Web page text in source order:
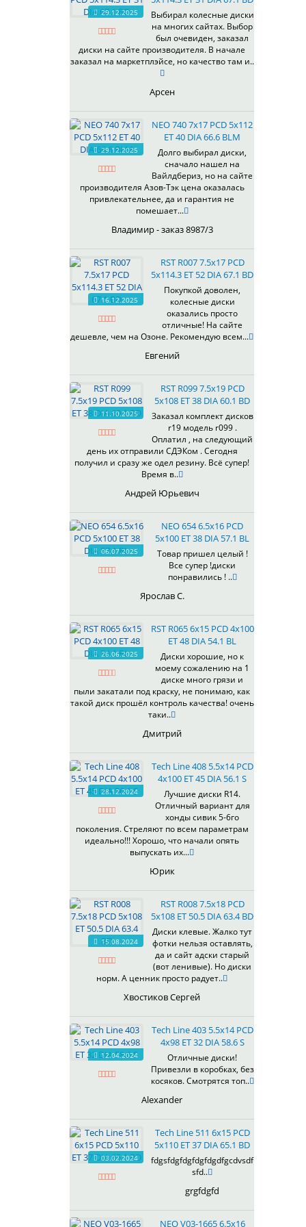
336
337
401
408
410
411
414
417
423
426
428
429
430
433
438
503
505
508
511
528
529
530
531
535
536
537
538
539
540
541
545
546
547
548
573
574
575
602
604
607
614
622
624
625
626
628
629
633
634
635
66,6
67,1
70,1
72,6
73,1
74,1
75.1
78.1
98
98,1
HS
MG
MGM
OrD
SL
W
WB
WD
29.12.2025
Выбирал колесные диски
на многих сайтах. Выбор
был очевиден, заказал
диски на сайте производителя. В начале
заказал на маркетплэйсе, но качество там и..
Арсен
29.12.2025
NEO 740 7x17 PCD 5x112
ET 40 DIA 66.6 BLM
Долго выбирал диски,
сначало нашел на
Вайлдбериз, но на сайте
производителя Азов-Тэк цена оказалась
привлекательнее, да и гарантия не
помешает...
Владимир - заказ 8987/3
16.12.2025
RST R007 7.5x17 PCD
5x114.3 ET 52 DIA 67.1 BD
Покупкой доволен,
колесные диски
оказались просто
отличные! На сайте
дешевле, чем на Озоне. Рекомендую всем...
Евгений
11.10.2025
RST R099 7.5x19 PCD
5x108 ET 38 DIA 60.1 BD
Заказал комплект дисков
r19 модель r099 .
Оплатил , на следующий
день их отправили СДЭКом . Сегодня
получил и сразу же одел резину. Всё супер!
Время в..
Андрей Юрьевич
06.07.2025
NEO 654 6.5x16 PCD
5x100 ET 38 DIA 57.1 BL
Товар пришел целый !
Все супер !диски
понравились ! ..
Ярослав С.
26.06.2025
RST R065 6x15 PCD 4x100
ET 48 DIA 54.1 BL
Диски хорошие, но к
моему сожалению на 1
диске много грязи и
пыли закатали под краску, не понимаю, как
такой диск прошёл контроль качества! очень
таки..
Дмитрий
28.12.2024
Tech Line 408 5.5x14 PCD
4x100 ET 45 DIA 56.1 S
Лучшие диски R14.
Отличный вариант для
хонды сивик 5-6го
поколения. Стреляют по всем параметрам
идеально!!! Хорошо, что начали опять
выпускать их...
Юрик
15.08.2024
RST R008 7.5x18 PCD
5x108 ET 50.5 DIA 63.4 BD
Диски клевые. Жалко тут
фотки нельзя оставлять,
да и сайт адски старый
(вот ленивые). Но диски
норм. А ценник просто радует..
Хвостиков Сергей
12.04.2024
Tech Line 403 5.5x14 PCD
4x98 ET 32 DIA 58.6 S
Отличные диски!
Привезли в коробках, без
косяков. Смотрятся топ..
Alexander
03.02.2024
Tech Line 511 6x15 PCD
5x110 ET 37 DIA 65.1 BD
fdgsfdgfdgfdgfdgdfgcdvsdf
sfd..
grgfdgfd
NEO V03-1665 6.5x16